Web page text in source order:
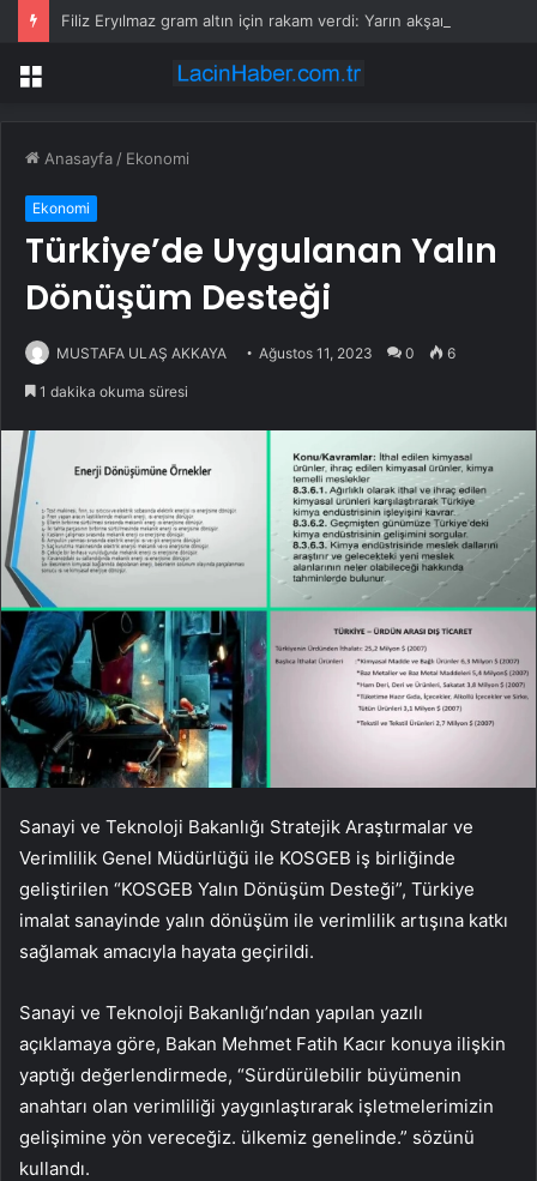
Menü
Anasayfa / Ekonomi
Ekonomi
Türkiye’de Uygulanan Yalın
Dönüşüm Desteği
MUSTAFA ULAŞ AKKAYA Ağustos 11, 2023 0 6
1 dakika okuma süresi
Sanayi ve Teknoloji Bakanlığı Stratejik Araştırmalar ve
Verimlilik Genel Müdürlüğü ile KOSGEB iş birliğinde
geliştirilen “KOSGEB Yalın Dönüşüm Desteği”, Türkiye
imalat sanayinde yalın dönüşüm ile verimlilik artışına katkı
sağlamak amacıyla hayata geçirildi.
Sanayi ve Teknoloji Bakanlığı’ndan yapılan yazılı
açıklamaya göre, Bakan Mehmet Fatih Kacır konuya ilişkin
yaptığı değerlendirmede, “Sürdürülebilir büyümenin
anahtarı olan verimliliği yaygınlaştırarak işletmelerimizin
gelişimine yön vereceğiz. ülkemiz genelinde.” sözünü
kullandı.